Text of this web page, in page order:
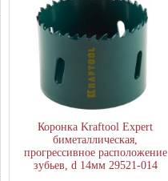
Коронка Kraftool Expert
биметаллическая,
прогрессивное расположение
зубьев, d 14мм 29521-014